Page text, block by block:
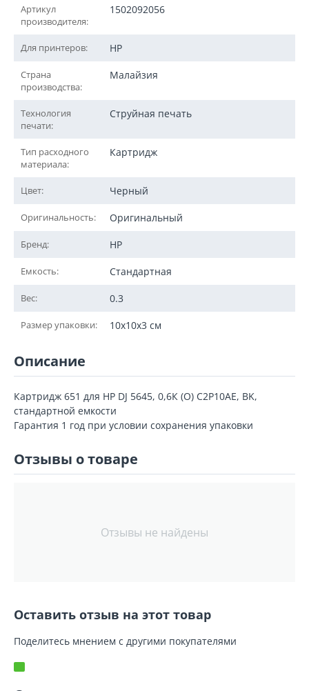
Артикул
производителя:
1502092056
Для принтеров: HP
Страна
производства:
Малайзия
Технология
печати:
Струйная печать
Тип расходного
материала:
Картридж
Цвет: Черный
Оригинальность: Оригинальный
Бренд: HP
Емкость: Стандартная
Вес: 0.3
Размер упаковки: 10x10x3 см
Описание
Картридж 651 для HP DJ 5645, 0,6К (O) C2P10AE, BK,
стандартной емкости
Гарантия 1 год при условии сохранения упаковки
Отзывы о товаре
Отзывы не найдены
Оставить отзыв на этот товар
Поделитесь мнением с другими покупателями